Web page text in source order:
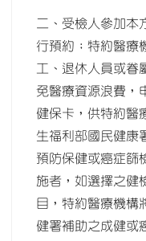
二、受檢人參加本
行預約；特約醫療
工、退休人員或眷
免醫療資源浪費，
健保卡，供特約醫
生福利部國民健康
預防保健或癌症篩
施者，如選擇之健
目，特約醫療機構
健署補助之成健或